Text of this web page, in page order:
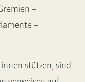
–
–
stützen, sind